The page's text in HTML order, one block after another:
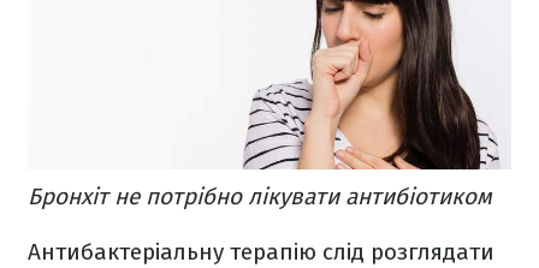
Бронхіт не потрібно лікувати антибіотиком
Антибактеріальну терапію слід розглядати